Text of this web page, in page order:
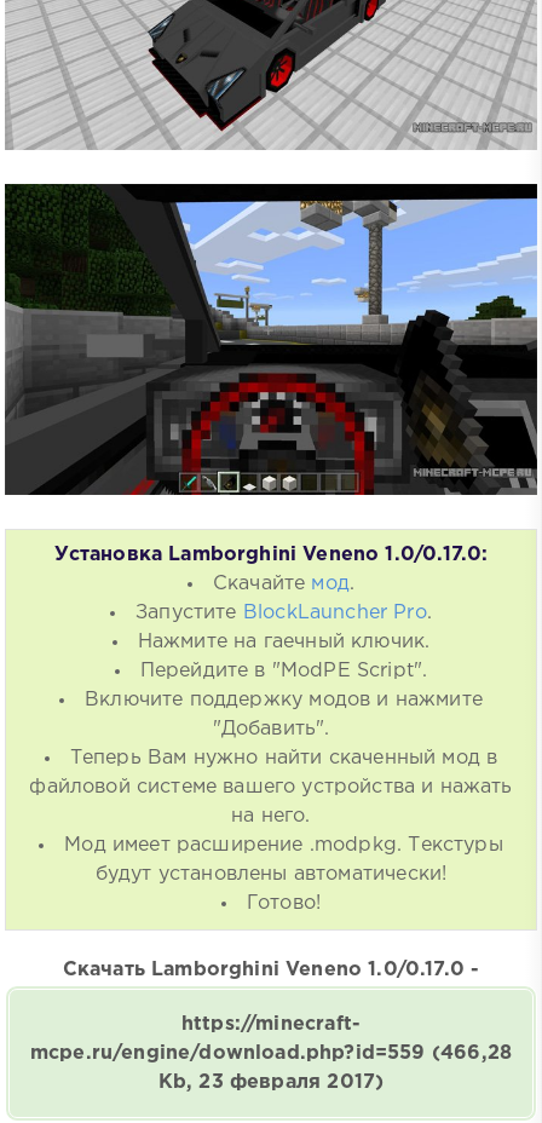
Установка Lamborghini Veneno 1.0/0.17.0:
Скачайте мод.
Запустите BlockLauncher Pro.
Нажмите на гаечный ключик.
Перейдите в "ModPE Script".
Включите поддержку модов и нажмите
"Добавить".
Теперь Вам нужно найти скаченный мод в
файловой системе вашего устройства и нажать
на него.
Мод имеет расширение .modpkg. Текстуры
будут установлены автоматически!
Готово!
Скачать Lamborghini Veneno 1.0/0.17.0 -
https://minecraft-
mcpe.ru/engine/download.php?id=559 (466,28
Kb, 23 февраля 2017)